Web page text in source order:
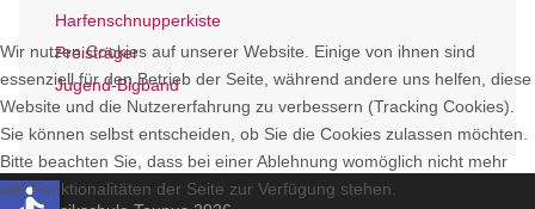
Harfenschnupperkiste
Preisträger
Jugend-Bigband
Wir nutzen Cookies auf unserer Website. Einige von ihnen sind
essenziell für den Betrieb der Seite, während andere uns helfen, diese
Website und die Nutzererfahrung zu verbessern (Tracking Cookies).
Sie können selbst entscheiden, ob Sie die Cookies zulassen möchten.
Bitte beachten Sie, dass bei einer Ablehnung womöglich nicht mehr
alle Funktionalitäten der Seite zur Verfügung stehen.